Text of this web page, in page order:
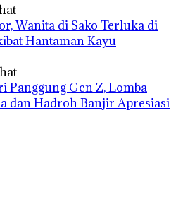
Wanita di Sako Terluka di
Hantaman Kayu
Panggung Gen Z, Lomba
dan Hadroh Banjir Apresiasi